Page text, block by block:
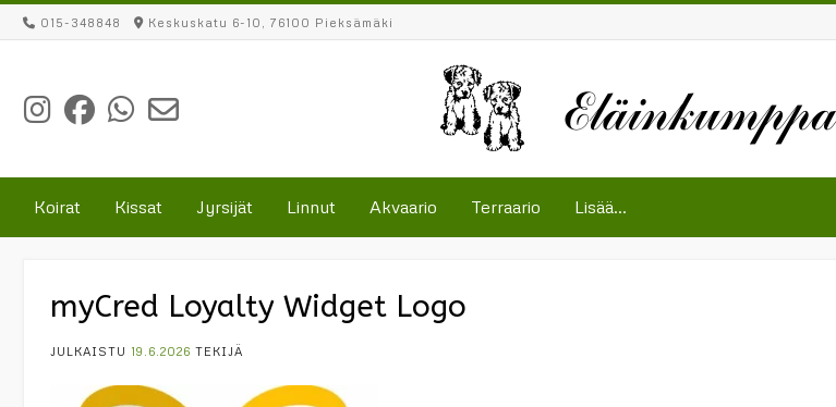
Skip
to
015-348848 Keskuskatu 6-10, 76100 Pieksämäki
Koirat Kissat Jyrsijät Linnut Akvaario Terraario Lisää...
myCred Loyalty Widget Logo
JULKAISTU 19.6.2026 TEKIJÄ